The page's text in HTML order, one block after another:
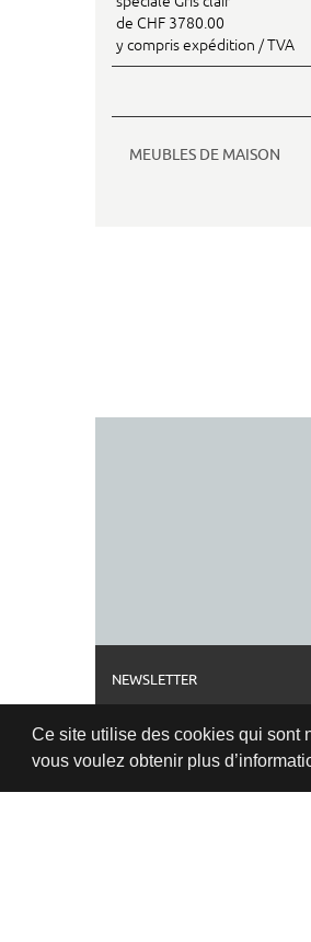
Ce site utilise des cookies qui sont
vous voulez obtenir plus
de CHF 3780.00
y compris expédition / TVA
MEUBLES DE MAISON
NEWSLETTER
A PROPOS
MENTIONS LÉGALES
CGV
PROTECTION DES DONNÉES